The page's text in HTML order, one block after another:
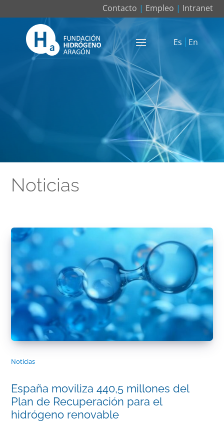
Contacto | Empleo | Intranet
Es En
Noticias
Noticias
España moviliza 440,5 millones del
Plan de Recuperación para el
hidrógeno renovable